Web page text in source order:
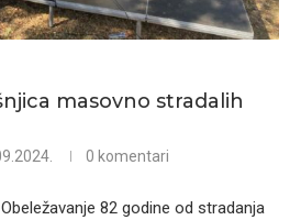
masovno stradalih
0 komentari
82 godine od stradanja